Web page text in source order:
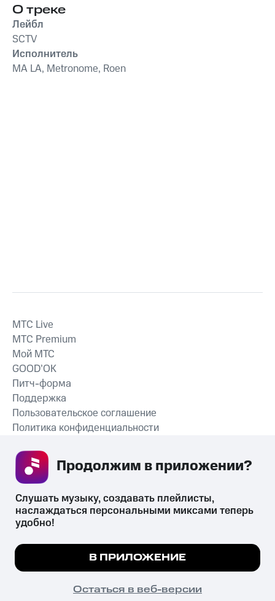
О треке
Лейбл
SCTV
Исполнитель
MA LA, Metronome, Roen
СКАЧАТЬ ПРИЛОЖЕНИЕ
MTС Live
MTС Premium
Мой МТС
GOOD’OK
Питч-форма
Поддержка
Пользовательское соглашение
Политика конфиденциальности
психотропных веществ, их аналогов причиняет вред здоровью,
их незаконный оборот запрещён и влечёт установленную
законодательством ответственность.
© 2026 ООО «КИОН».
Все права защищены
Мы используем куки, чтобы на сайте все
Подробнее
ПОНЯТНО
Слушать музыку, создавать плейлисты,
наслаждаться персональными миксами теперь
удобно!
В ПРИЛОЖЕНИЕ
Остаться в веб-версии